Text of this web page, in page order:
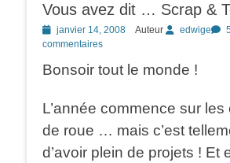
Vous avez dit … Scrap &
Posted
on
janvier 14, 2008 Auteur edwige
commentaires
Bonsoir tout le monde !
L’année commence sur
de roue … mais c’est
d’avoir plein de projets ! Et